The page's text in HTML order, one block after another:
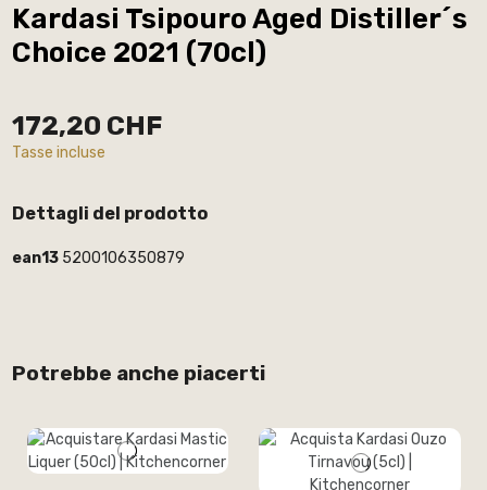
Kardasi Tsipouro Aged Distiller´s
Choice 2021 (70cl)
172,20 CHF
Tasse incluse
Dettagli del prodotto
ean13 5200106350879
Potrebbe anche piacerti